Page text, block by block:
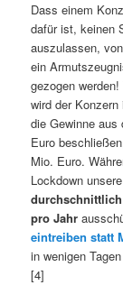
Dass einem
dafür ist, keinen
auszulassen,
ein
gezogen
wird der
die Gewinne aus
Euro
Mio. Euro.
Lockdown
pro Jahr
eintreiben statt
in wenigen
[4]